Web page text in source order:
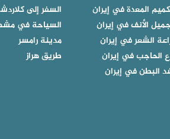
المعدة في إيران
الأنف في إيران
الشعر في إيران
الحاجب في إيران
البطن في إيران
السفر إلى
السياحة في
مدينة رامسر
طريق هراز